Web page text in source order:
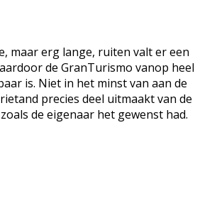
maar erg lange, ruiten valt er een
de GranTurismo vanop heel
is. Niet in het minst van aan de
precies deel uitmaakt van de
de eigenaar het gewenst had.